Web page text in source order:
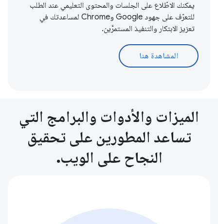
يمكنك الاطّلاع على الجلسات والمحتوى التعليمي عند الطلب
للتعرّف على جهود Google وChrome لمساعدتك في
تعزيز الابتكار والتنفيذ المستمرَّين.
المشاهدة هنا
الميزات والأدوات والبرامج التي
تساعد المطورين على تحقيق
النجاح على الويب.